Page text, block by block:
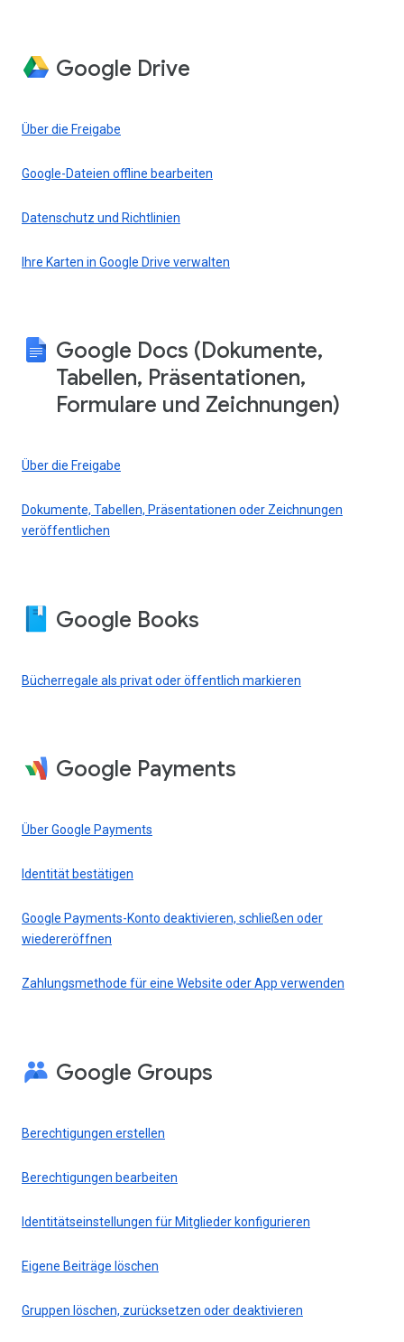
Google Drive
Über die Freigabe
Google-Dateien offline bearbeiten
Datenschutz und Richtlinien
Ihre Karten in Google Drive verwalten
Google Docs (Dokumente,
Tabellen, Präsentationen,
Formulare und Zeichnungen)
Über die Freigabe
Dokumente, Tabellen, Präsentationen oder Zeichnungen
veröffentlichen
Google Books
Bücherregale als privat oder öffentlich markieren
Google Payments
Über Google Payments
Identität bestätigen
Google Payments-Konto deaktivieren, schließen oder
wiedereröffnen
Zahlungsmethode für eine Website oder App verwenden
Google Groups
Berechtigungen erstellen
Berechtigungen bearbeiten
Identitätseinstellungen für Mitglieder konfigurieren
Eigene Beiträge löschen
Gruppen löschen, zurücksetzen oder deaktivieren